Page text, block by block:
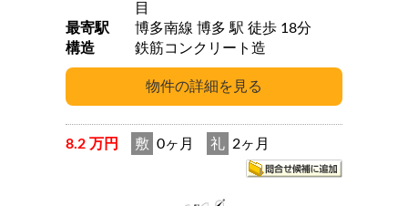
目
最寄駅
博多南線 博多 駅 徒歩 18分
構造
鉄筋コンクリート造
8.2 万円 敷 0ヶ月 礼 2ヶ月